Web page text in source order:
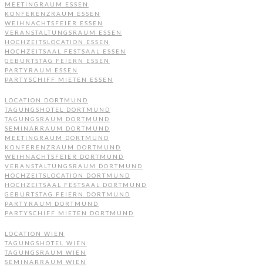
MEETINGRAUM ESSEN
KONFERENZRAUM ESSEN
WEIHNACHTSFEIER ESSEN
VERANSTALTUNGSRAUM ESSEN
HOCHZEITSLOCATION ESSEN
HOCHZEITSAAL FESTSAAL ESSEN
GEBURTSTAG FEIERN ESSEN
PARTYRAUM ESSEN
PARTYSCHIFF MIETEN ESSEN
LOCATION DORTMUND
TAGUNGSHOTEL DORTMUND
TAGUNGSRAUM DORTMUND
SEMINARRAUM DORTMUND
MEETINGRAUM DORTMUND
KONFERENZRAUM DORTMUND
WEIHNACHTSFEIER DORTMUND
VERANSTALTUNGSRAUM DORTMUND
HOCHZEITSLOCATION DORTMUND
HOCHZEITSAAL FESTSAAL DORTMUND
GEBURTSTAG FEIERN DORTMUND
PARTYRAUM DORTMUND
PARTYSCHIFF MIETEN DORTMUND
LOCATION WIEN
TAGUNGSHOTEL WIEN
TAGUNGSRAUM WIEN
SEMINARRAUM WIEN